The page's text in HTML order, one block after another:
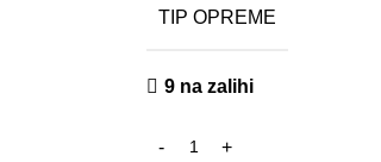
TIP OPREME
9 na zalihi